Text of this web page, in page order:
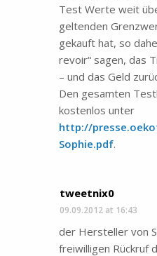
Test Werte weit
geltenden
gekauft hat, so
revoir“ sagen, das
– und das Geld
Den gesamten
kostenlos unter
http://
Sophie.pdf.
tweetnix0
09.09.2012 at 16:43
der Hersteller von
freiwilligen Rückruf